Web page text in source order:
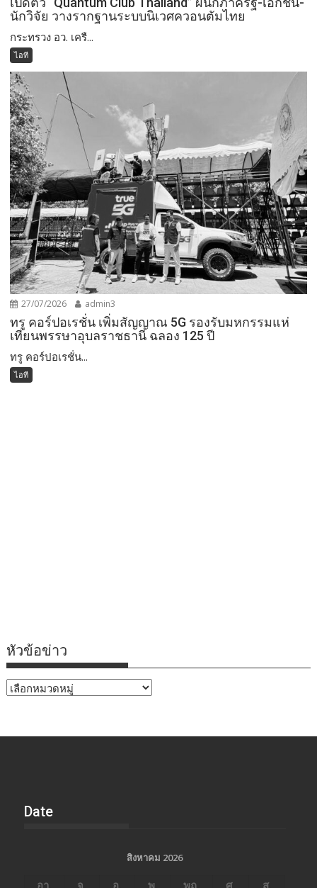
นักวิจัย วางรากฐานระบบนิเวศควอนตัมไทย
กระทรวง อว. เครื...
ไอที
27/07/2026 admin3
ทรู คอร์ปอเรชั่น เพิ่มสัญญาณ 5G รองรับมหกรรมแห่
เทียนพรรษาอุบลราชธานี ฉลอง 125 ปี
ทรู คอร์ปอเรชั่น...
ไอที
หัวข้อข่าว
หัวข้อ
Date
สิงหาคม 2026
อา. จ. อ. พ. พฤ. ศ.
ส.